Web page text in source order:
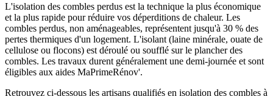
L'isolation des combles perdus est la technique la plus économique
et la plus rapide pour réduire vos déperditions de chaleur. Les
combles perdus, non aménageables, représentent jusqu'à 30 % des
pertes thermiques d'un logement. L'isolant (laine minérale, ouate de
cellulose ou flocons) est déroulé ou soufflé sur le plancher des
combles. Les travaux durent généralement une demi-journée et sont
éligibles aux aides MaPrimeRénov'.
Retrouvez ci-dessous les artisans qualifiés en isolation des combles à